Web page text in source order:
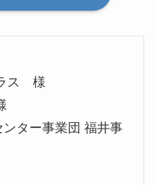
ス 様
ンター事業団 福井事